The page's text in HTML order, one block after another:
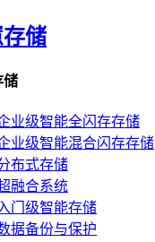
储
储
业级智能全闪存存储
业级智能混合闪存存储
布式存储
融合系统
入门级智能存储
据备份与保护